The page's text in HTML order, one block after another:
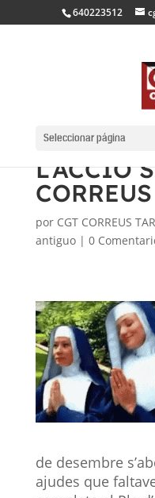
640223512
Seleccionar página
ÚLTIMES
L’ACCIÓ
por CGT CORREUS
antiguo| 0
de desembre
ajudes que